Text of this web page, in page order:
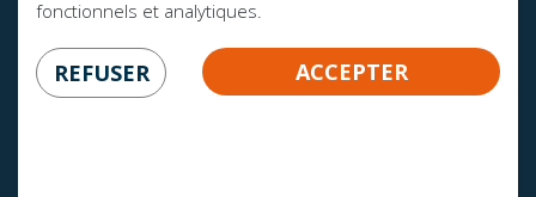
fonctionnels et analytiques.
REFUSER ACCEPTER
AVEZ-VOUS DES QUESTIONS?